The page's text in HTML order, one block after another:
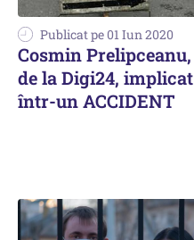
Publicat pe 01 Iun 2020
Cosmin Prelipceanu,
de la Digi24, implicat
într-un ACCIDENT